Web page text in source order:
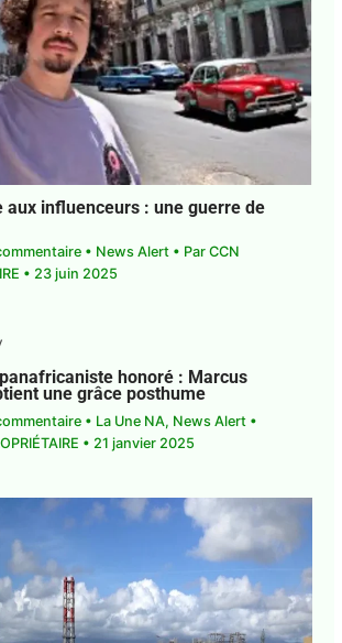
aux influenceurs : une guerre de
• News Alert• Par CCN
• 23 juin 2025
honoré : Marcus
une grâce posthume
• La Une NA, News Alert•
• 21 janvier 2025